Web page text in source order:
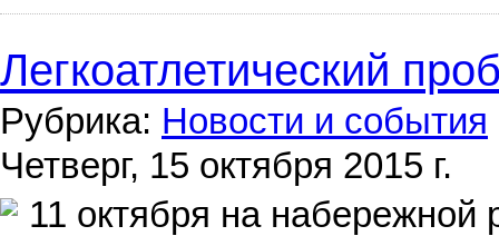
Легкоатлетический
Рубрика: Новости и события
Четверг, 15 октября 2015 г.
11 октября на